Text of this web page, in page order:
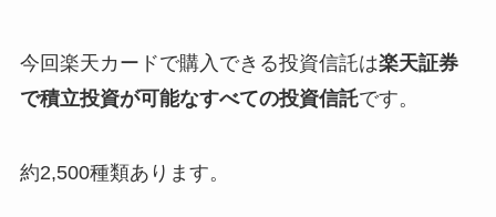
今回楽天カードで購入できる投資信託は楽天証券
で積立投資が可能なすべての投資信託です。
約2,500種類あります。